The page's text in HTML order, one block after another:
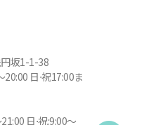
坂1-1-38
日⋅祝17:00ま
日⋅祝:9:00～